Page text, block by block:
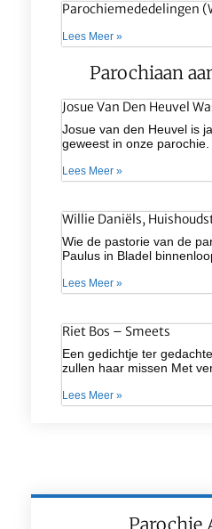
Parochiemededelingen
Lees Meer »
Parochiaan
Josue Van Den Heuvel
Josue van den Heuvel is
geweest in onze
Lees Meer »
Willie Daniëls,
Wie de pastorie van de
Paulus in Bladel
Lees Meer »
Riet Bos – Smeets
Een gedichtje ter
zullen haar missen Met
Lees Meer »
Parochie